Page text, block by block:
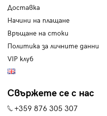
Доставка
Начини на плащане
Връщане на стоки
Политика за личните данни
VIP клуб
Свържете се с нас
+359 876 305 307